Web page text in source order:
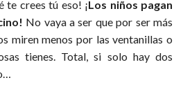
te crees tú eso! ¡Los niños pagan
No vaya a ser que por ser más
miren menos por las ventanillas o
tienes. Total, si solo hay dos